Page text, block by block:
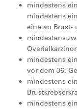
mindestens
mindestens
eine an Brust-
mindestens
mindestens
vor dem 36.
mindestens
mindestens